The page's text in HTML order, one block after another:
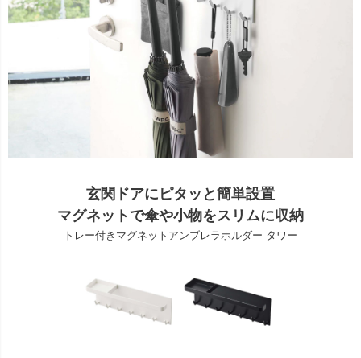
玄関ドアにピタッと簡単設置
マグネットで傘や小物をスリムに収納
トレー付きマグネットアンブレラホルダー タワー